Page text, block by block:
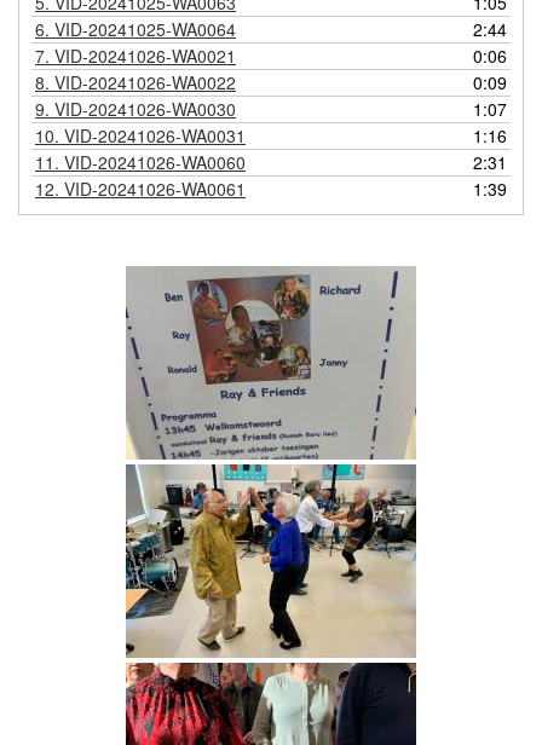
6. VID-20241025-WA0064
2:44
7. VID-20241026-WA0021
0:06
8. VID-20241026-WA0022
0:09
9. VID-20241026-WA0030
1:07
10. VID-20241026-WA0031
1:16
11. VID-20241026-WA0060
2:31
12. VID-20241026-WA0061 1:39